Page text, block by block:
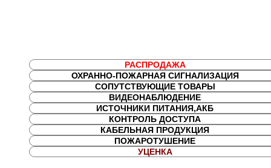
РАСПРОДАЖА
ОХРАННО-ПОЖАРНАЯ СИГНАЛИЗАЦИЯ
СОПУТСТВУЮЩИЕ ТОВАРЫ
ВИДЕОНАБЛЮДЕНИЕ
ИСТОЧНИКИ ПИТАНИЯ,АКБ
КОНТРОЛЬ ДОСТУПА
КАБЕЛЬНАЯ ПРОДУКЦИЯ
ПОЖАРОТУШЕНИЕ
УЦЕНКА